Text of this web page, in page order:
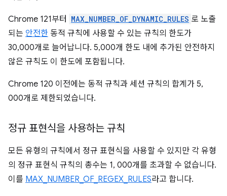
Chrome 121부터 MAX_NUMBER_OF_DYNAMIC_RULES 로 노출
되는 안전한 동적 규칙에 사용할 수 있는 규칙의 한도가
30,000개로 늘어납니다. 5,000개 한도 내에 추가된 안전하지
않은 규칙도 이 한도에 포함됩니다.
Chrome 120 이전에는 동적 규칙과 세션 규칙의 합계가 5,
000개로 제한되었습니다.
정규 표현식을 사용하는 규칙
모든 유형의 규칙에서 정규 표현식을 사용할 수 있지만 각 유형
의 정규 표현식 규칙의 총수는 1, 000개를 초과할 수 없습니다.
이를 MAX_NUMBER_OF_REGEX_RULES라고 합니다.